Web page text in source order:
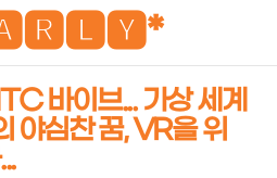
검
바이브... 가상 세계
야심찬 꿈, VR을 위